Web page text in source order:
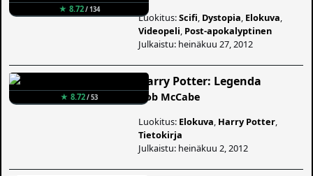
★ 8.72/ 134
Luokitus:Scifi Dystopia Elokuva
Videopeli Post-apokalyptinen
Julkaistu: heinäkuu 27, 2012
★ 8.72/ 53
Harry Potter: Legenda
Bob McCabe
Luokitus: Elokuva Harry Potter
Tietokirja
Julkaistu: heinäkuu 2, 2012